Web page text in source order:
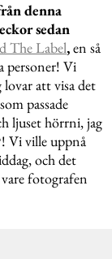
denna
sedan
The Label,en så
personer! Vi
lovar att visa det
passade
ljuset hörrni, jag
Vi ville uppnå
och det
fotografen